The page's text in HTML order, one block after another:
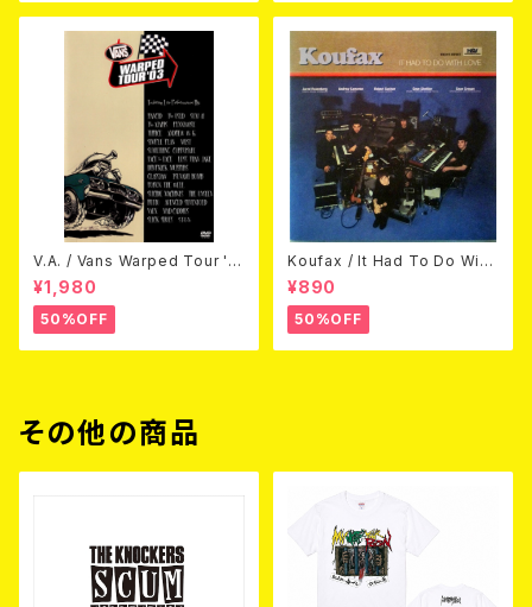
V.A. / Vans Warped Tour '0
3 (DVD)
¥1,980
50%OFF
Koufax / It Had To Do With
Love (CD)
¥890
50%OFF
その他の商品